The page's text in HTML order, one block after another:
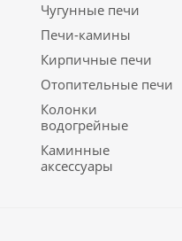
Чугунные печи
Печи-камины
Кирпичные печи
Отопительные печи
Колонки
водогрейные
Каминные
аксессуары